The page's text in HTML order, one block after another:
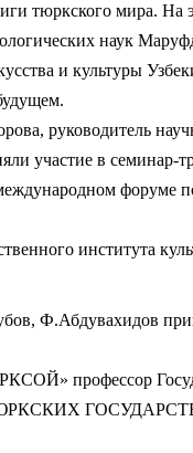
тюркского мира. На
наук
и культуры
руководитель
участие в семинар-
форуме
института
Ф.Абдувахидов
профессор
ГОСУДАРСТВ,